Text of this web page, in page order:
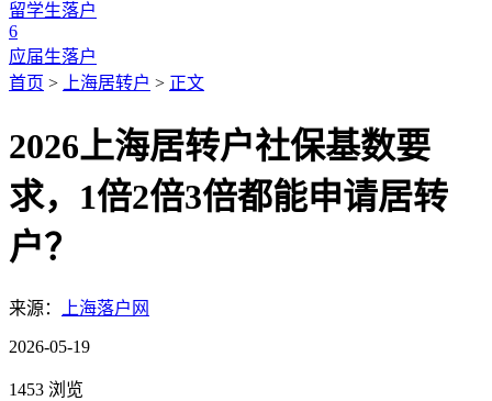
留学生落户
6
应届生落户
首页 > 上海居转户 > 正文
2026上海居转户社保基数要
求，1倍2倍3倍都能申请居转
户？
来源： 上海落户网
2026-05-19
1453 浏览